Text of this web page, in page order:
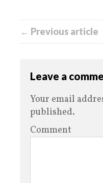
← Previous article
Leave a
Your email
published.
Comment